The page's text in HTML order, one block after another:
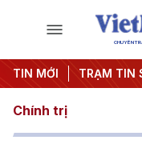
CHUYÊN
TIN MỚI TRẠM TIN
Nghị quyết thành
Chính trị